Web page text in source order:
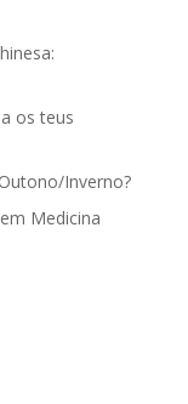
os teus
Inverno?
Medicina